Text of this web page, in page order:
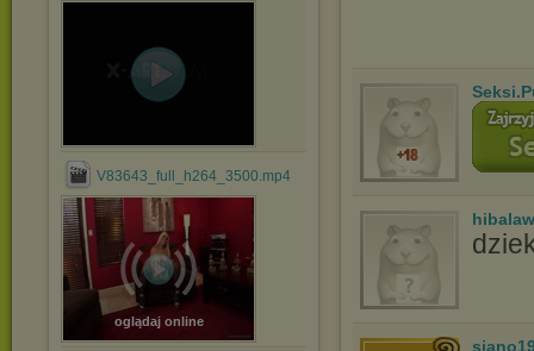
V83643_full_h264_3500.mp4
oglądaj online